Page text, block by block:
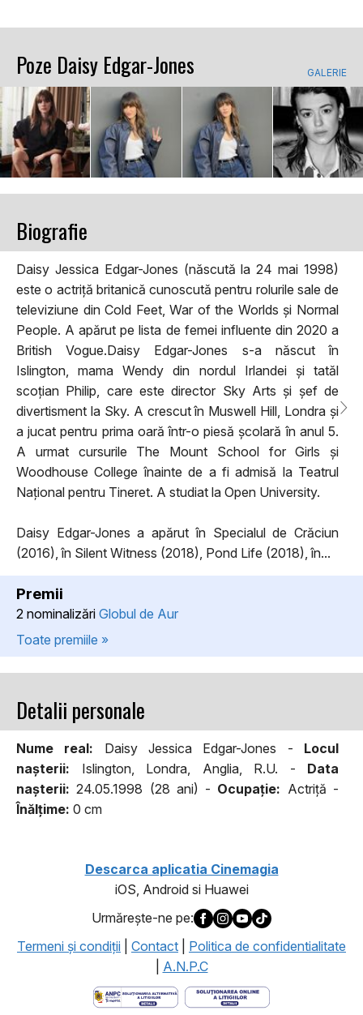
Poze Daisy Edgar-Jones GALERIE
Biografie
Daisy Jessica Edgar-Jones (născută la 24 mai 1998)
este o actriță britanică cunoscută pentru rolurile sale de
televiziune din Cold Feet, War of the Worlds și Normal
People. A apărut pe lista de femei influente din 2020 a
British Vogue.Daisy Edgar-Jones s-a născut în
Islington, mama Wendy din nordul Irlandei și tatăl
scoțian Philip, care este director Sky Arts și șef de
divertisment la Sky. A crescut în Muswell Hill, Londra și
a jucat pentru prima oară într-o piesă școlară în anul 5.
A urmat cursurile The Mount School for Girls și
Woodhouse College înainte de a fi admisă la Teatrul
Național pentru Tineret. A studiat la Open University.
Daisy Edgar-Jones a apărut în Specialul de Crăciun
(2016), în Silent Witness (2018), Pond Life (2018), în...
Premii
2 nominalizări Globul de Aur
Toate premiile »
Detalii personale
Nume real: Daisy Jessica Edgar-Jones - Locul
naşterii: Islington, Londra, Anglia, R.U. - Data
naşterii: 24.05.1998 (28 ani) - Ocupaţie: Actriță -
Înălţime: 0 cm
Descarca aplicatia Cinemagia
iOS, Android si Huawei
Urmăreşte-ne pe:
Termeni şi condiţii
Contact
Politica de confidentialitate
A.N.P.C